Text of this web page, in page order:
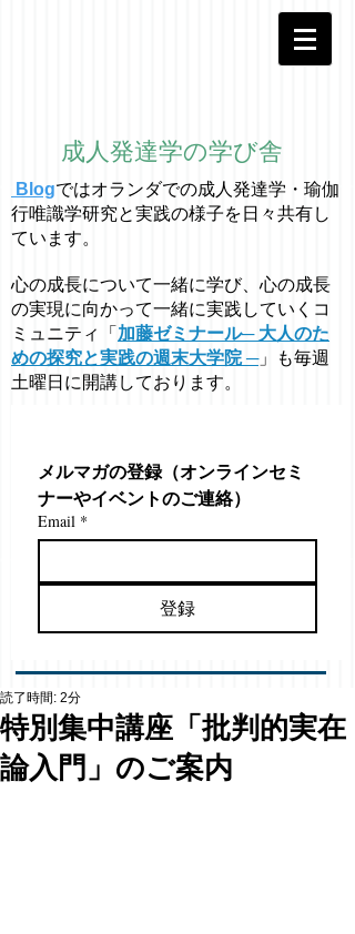
成人発達学の学び舎
Blogではオラ ンダでの成人発達学・ 瑜伽
行唯識学研究と実践の様子を日々共有し
ています。
心の成長について一緒に学び、心の成長
の実現に向かって一緒に実践していくコ
ミュニティ「 加藤ゼミナール─ 大人のた
めの探究と実践の週末大学院 ─」も毎週
土曜日に開講しております。
メルマガの登録（オンラインセミ
ナーやイベントのご連絡）
Email *
登録
特別集中講座「批判的実在
論入門」のご案内
読了時間: 2分